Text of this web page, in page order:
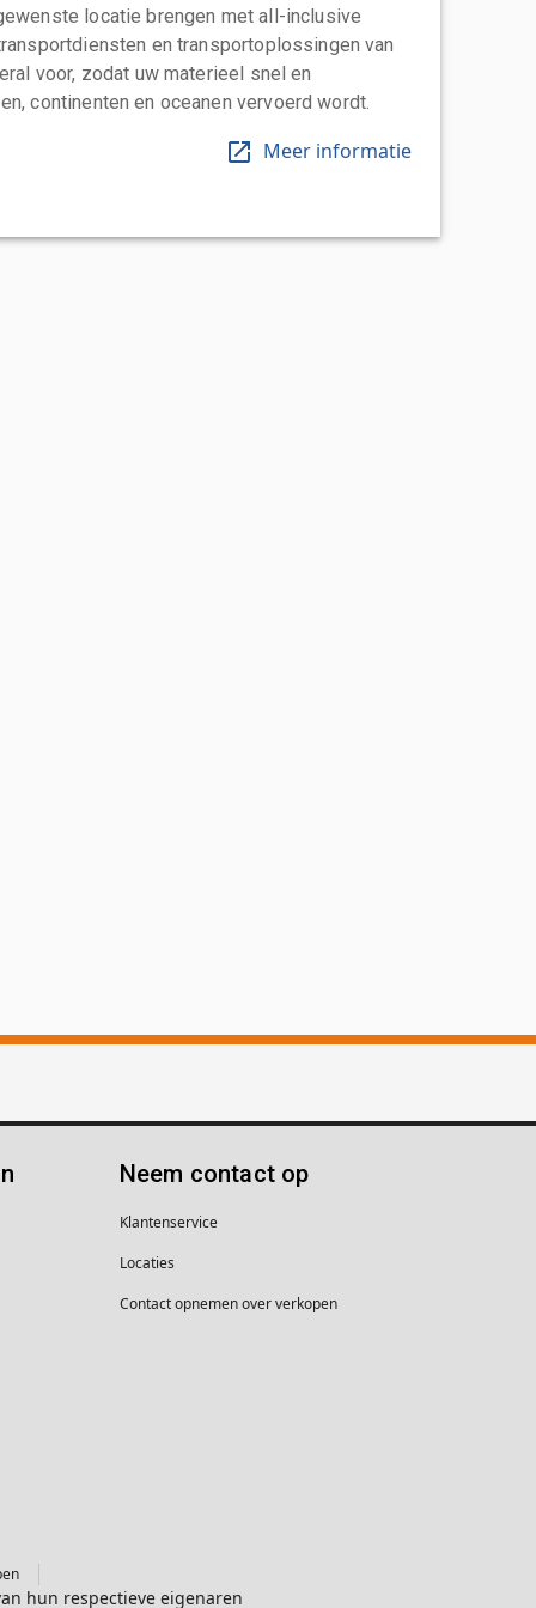
locatie brengen met all-inclusive
en transportoplossingen van
voor, zodat uw materieel snel en
continenten en oceanen vervoerd wordt.
Meer informatie
Neem contact op
Klantenservice
Locaties
Contact opnemen over verkopen
hun respectieve eigenaren